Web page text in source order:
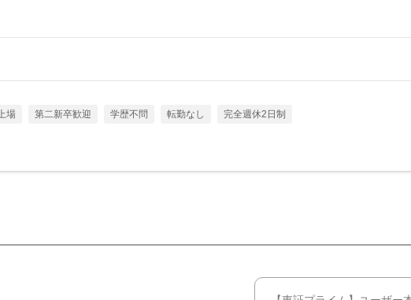
上場 第二新卒歓迎 学歴不問 転勤なし 完全週休2日制